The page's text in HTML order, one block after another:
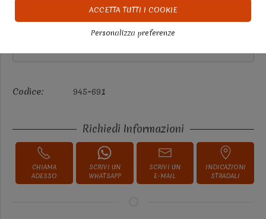
ACCETTA TUTTI I COOKIE
Personalizza preferenze
DISPONIBILE IN 2 GIORNI
Codice: 945-691
Richiedi Informazioni
CHIAMA
ADESSO
SCRIVI UN
WHATSAPP
SCRIVI UN
E-MAIL
INDICAZIONI
STRADALI